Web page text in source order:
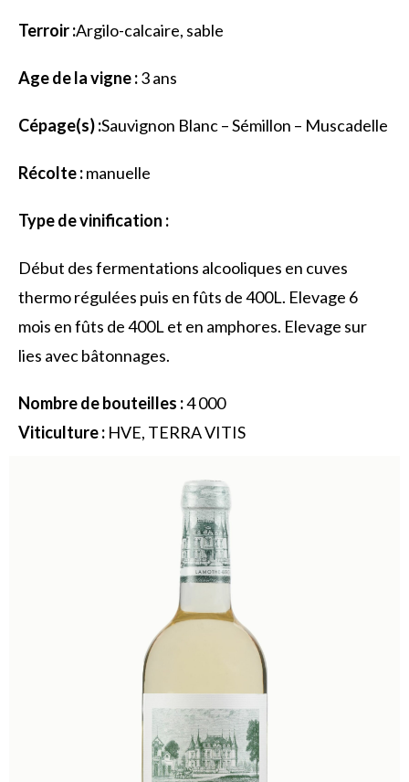
Terroir :Argilo-calcaire, sable
Age de la vigne :3 ans
Cépage(s) :Sauvignon Blanc – Sémillon – Muscadelle
Récolte :manuelle
Type de vinification :
Début des fermentations alcooliques en cuves
thermo régulées puis en fûts de 400L. Elevage 6
mois en fûts de 400L et en amphores. Elevage sur
lies avec bâtonnages.
Nombre de bouteilles :4 000
Viticulture : HVE, TERRA VITIS